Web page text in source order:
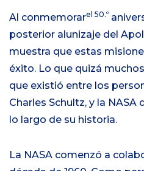
Al conmemorarel 50.º
posterior alunizaje del
muestra que estas
éxito. Lo que quizá
que existió entre los
Charles Schultz, y la
lo largo de su historia.
La NASA comenzó a